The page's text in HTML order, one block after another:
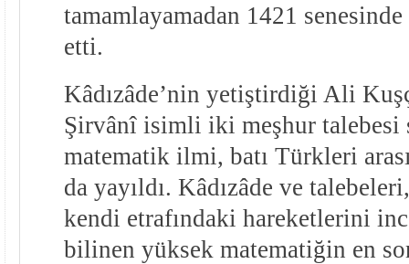
tamamlayamadan 1421
etti.
Kâdızâde’nin yetiştirdiği Ali
Şirvânî isimli iki meşhur talebesi
matematik ilmi, batı Türkleri
da yayıldı. Kâdızâde ve
kendi etrafındaki hareketlerini
bilinen yüksek matematiğin en